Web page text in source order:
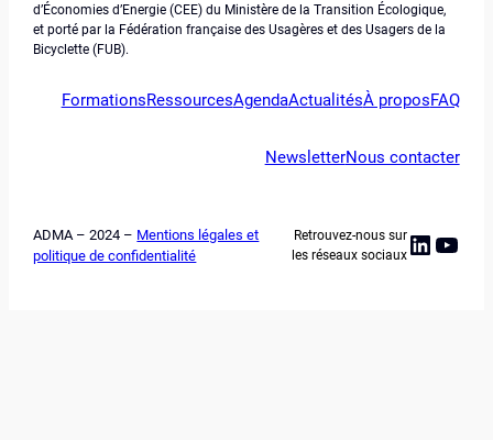
d’Économies d’Energie (CEE) du Ministère de la Transition Écologique,
et porté par la Fédération française des Usagères et des Usagers de la
Bicyclette (FUB).
FormationsRessourcesAgendaActualitésÀ proposFAQ
NewsletterNous contacter
ADMA – 2024 – Mentions légales et
politique de confidentialité
Retrouvez-nous sur
les réseaux sociaux